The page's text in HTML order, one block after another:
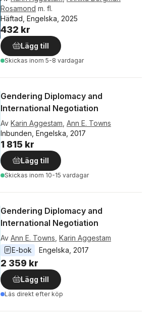
Rosamond m. fl.
Häftad, Engelska, 2025
432 kr
Lägg till
Skickas inom 5-8 vardagar
Gendering Diplomacy and
International Negotiation
Av Karin Aggestam Ann E. Towns
Inbunden, Engelska, 2017
1 815 kr
Lägg till
Skickas inom 10-15 vardagar
Gendering Diplomacy and
International Negotiation
Av Ann E. Towns Karin Aggestam
E-bok
Engelska 2017
2 359 kr
Lägg till
Läs direkt efter köp